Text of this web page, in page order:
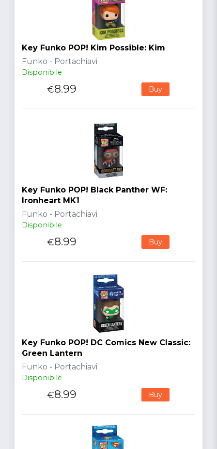
Key Funko POP! Kim Possible: Kim
Funko - Portachiavi
Disponibile
€8.99 Buy
Key Funko POP! Black Panther WF:
Ironheart MK1
Funko - Portachiavi
Disponibile
€8.99 Buy
Key Funko POP! DC Comics New Classic:
Green Lantern
Funko - Portachiavi
Disponibile
€8.99 Buy